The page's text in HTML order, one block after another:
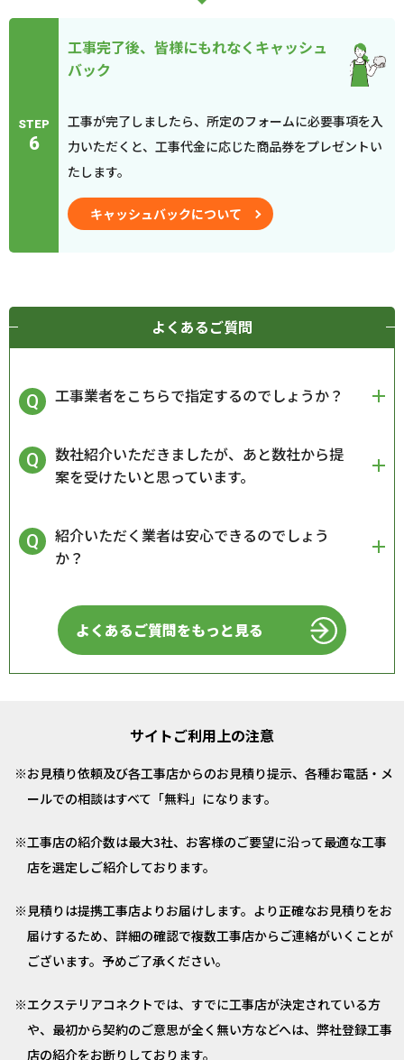
STEP
6
工事完了後、皆様にもれなくキャッシュ
バック
工事が完了しましたら、所定のフォームに必要事項を入
力いただくと、工事代金に応じた商品券をプレゼントい
たします。
キャッシュバックについて
よくあるご質問
工事業者をこちらで指定するのでしょうか？
数社紹介いただきましたが、あと数社から提
案を受けたいと思っています。
紹介いただく業者は安心できるのでしょう
か？
よくあるご質問をもっと見る
サイトご利用上の注意
お見積り依頼及び各工事店からのお見積り提示、各種お電話・メ
ールでの相談はすべて「無料」になります。
工事店の紹介数は最大3社、お客様のご要望に沿って最適な工事
店を選定しご紹介しております。
見積りは提携工事店よりお届けします。より正確なお見積りをお
届けするため、詳細の確認で複数工事店からご連絡がいくことが
ございます。予めご了承ください。
エクステリアコネクトでは、すでに工事店が決定されている方
や、最初から契約のご意思が全く無い方などへは、弊社登録工事
店の紹介をお断りしております。